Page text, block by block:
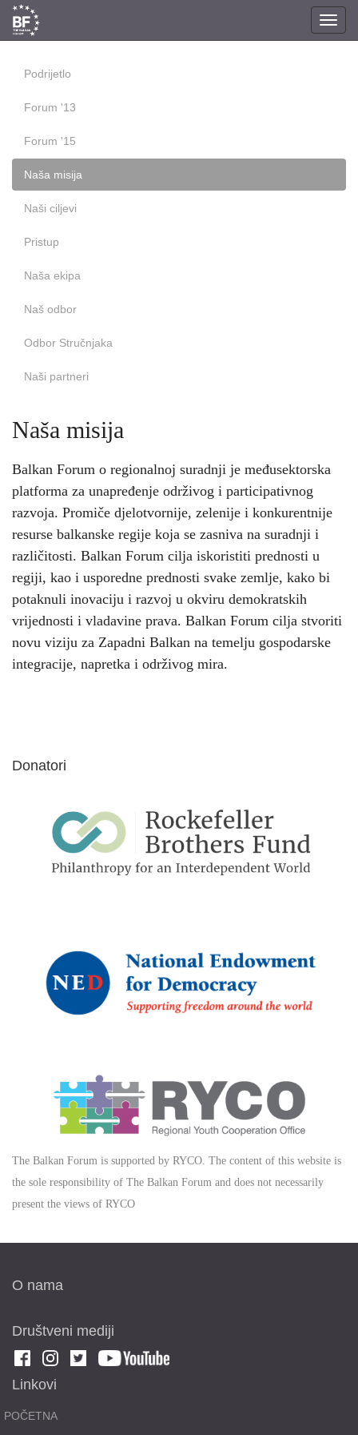
Podrijetlo
Forum '13
Forum '15
Naša misija
Naši ciljevi
Pristup
Naša ekipa
Naš odbor
Odbor Stručnjaka
Naši partneri
Naša misija
Balkan Forum o regionalnoj suradnji je međusektorska
platforma za unapređenje održivog i participativnog
razvoja. Promiče djelotvornije, zelenije i konkurentnije
resurse balkanske regije koja se zasniva na suradnji i
različitosti. Balkan Forum cilja iskoristiti prednosti u
regiji, kao i usporedne prednosti svake zemlje, kako bi
potaknuli inovaciju i razvoj u okviru demokratskih
vrijednosti i vladavine prava. Balkan Forum cilja stvoriti
novu viziju za Zapadni Balkan na temelju gospodarske
integracije, napretka i održivog mira.
Donatori
The Balkan Forum is supported by RYCO. The content of this website is
the sole responsibility of The Balkan Forum and does not necessarily
present the views of RYCO
O nama
Društveni mediji
Linkovi
POČETNA